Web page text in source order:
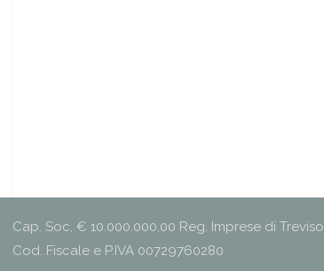
Cap. Soc, € 10.000.000,00 Reg. Imprese di Treviso
Cod. Fiscale e P.IVA 00729760280